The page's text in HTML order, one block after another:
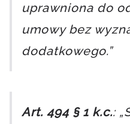
uprawniona do
umowy bez
dodatkowego.”
Art. 494 § 1 k.c.: